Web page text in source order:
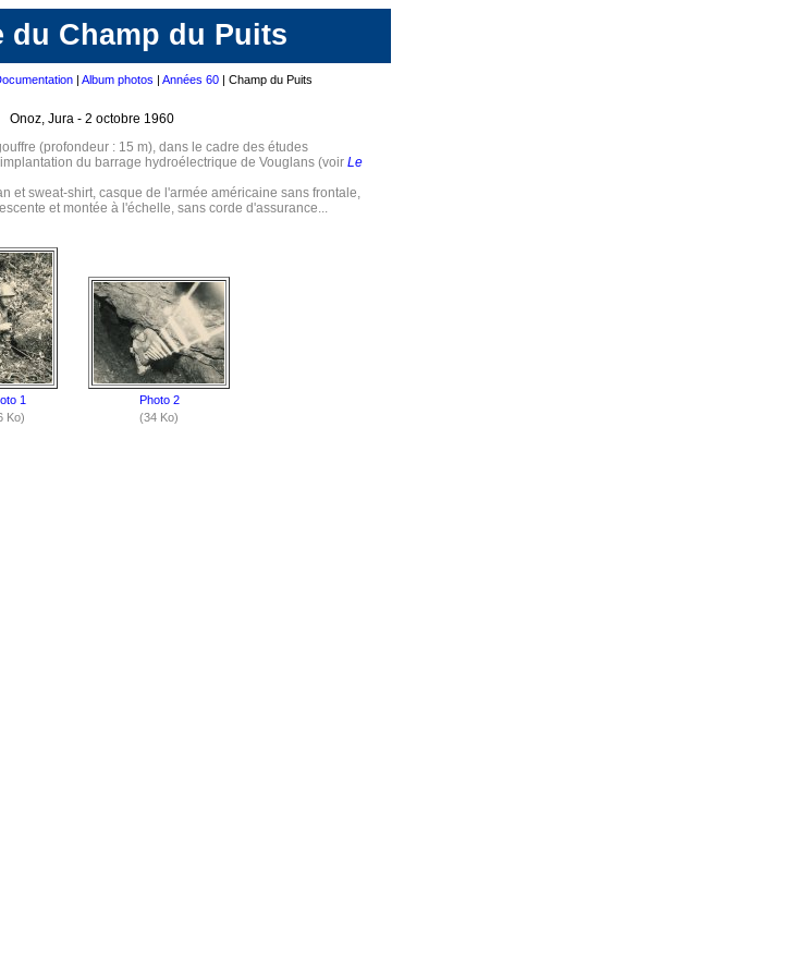
du Champ du Puits
| Album photos | Années 60 | Champ du Puits
Onoz, Jura - 2 octobre 1960
(profondeur : 15 m), dans le cadre des études
du barrage hydroélectrique de Vouglans (voir Le
et sweat-shirt, casque de l'armée américaine sans frontale,
et montée à l'échelle, sans corde d'assurance...
1
Photo 2
Ko)
(34 Ko)